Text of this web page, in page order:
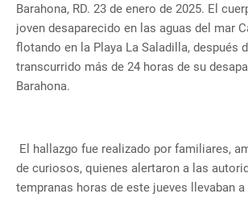
Barahona, RD. 23 de enero de 2025. El
joven desaparecido en las aguas del mar
flotando en la Playa La Saladilla, después
transcurrido más de 24 horas de su
Barahona.
El hallazgo fue realizado por familiares,
de curiosos, quienes alertaron a las
tempranas horas de este jueves llevaban